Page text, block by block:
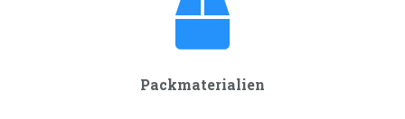
Packmaterialien